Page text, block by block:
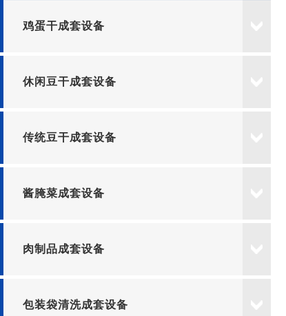
鸡蛋干成套设备
休闲豆干成套设备
传统豆干成套设备
酱腌菜成套设备
肉制品成套设备
包装袋清洗成套设备